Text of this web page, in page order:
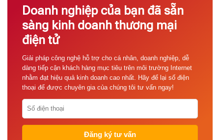
Doanh nghiệp của bạn đã sẵn
sàng kinh doanh thương mại
điện tử
Giải pháp công nghệ hỗ trợ cho cá nhân, doanh nghiệp, dễ
dàng tiếp cận khách hàng mục tiêu trên môi trường Internet
nhằm đạt hiệu quả kinh doanh cao nhất. Hãy để lại số điện
thoại để được chuyên gia của chúng tôi tư vấn ngay!